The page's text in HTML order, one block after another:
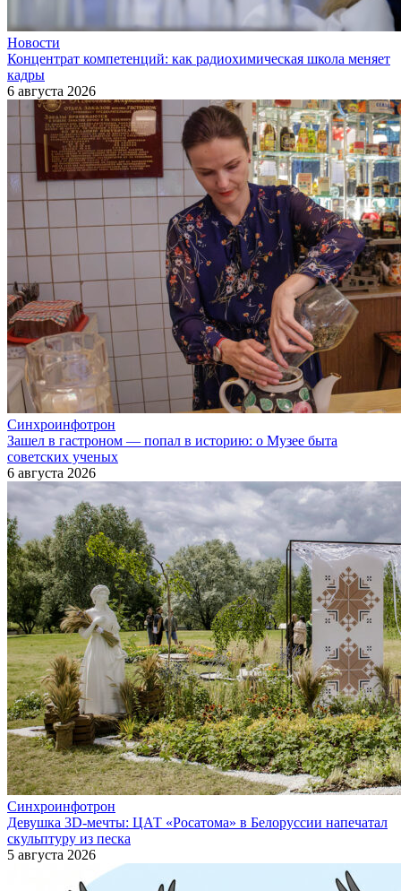
Новости
Концентрат компетенций: как радиохимическая школа меняет
кадры
6 августа 2026
Синхроинфотрон
Зашел в гастроном — попал в историю: о Музее быта
советских ученых
6 августа 2026
Синхроинфотрон
Девушка 3D-мечты: ЦАТ «Росатома» в Белоруссии напечатал
скульптуру из песка
5 августа 2026